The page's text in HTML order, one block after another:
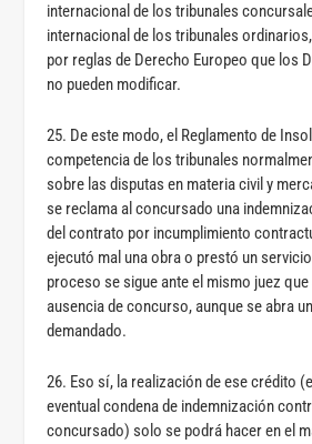
internacional de los tribunales
internacional de los tribunales
por reglas de Derecho Europeo que los
no pueden modificar.
25. De este modo, el Reglamento de
competencia de los tribunales
sobre las disputas en materia civil y
se reclama al concursado una
del contrato por incumplimiento
ejecutó mal una obra o prestó un
proceso se sigue ante el mismo juez
ausencia de concurso, aunque se abra
demandado.
26. Eso sí, la realización de ese crédito
eventual condena de indemnización
concursado) solo se podrá hacer en el